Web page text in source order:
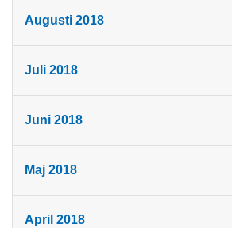
Augusti 2018
Juli 2018
Juni 2018
Maj 2018
April 2018